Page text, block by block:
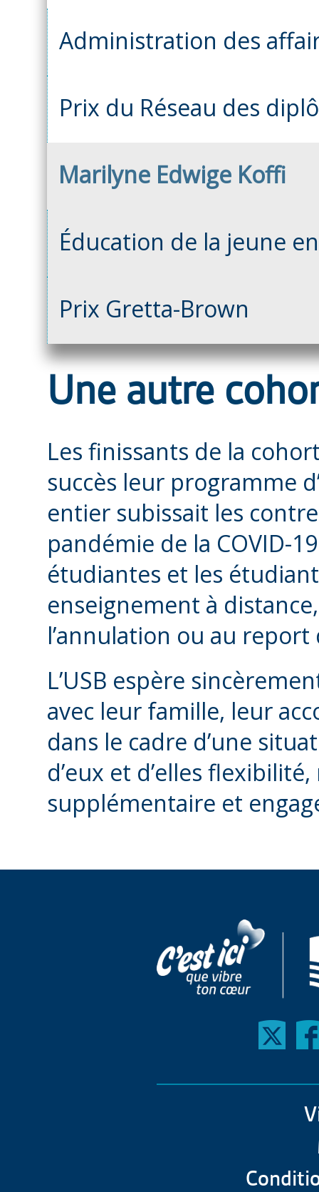
Administration des
Prix du Réseau des
Marilyne Edwige Koffi
Éducation de la jeune
Prix Gretta-Brown
Une autre
Les finissants de la
succès leur programme
entier subissait les
pandémie de la COVID-
étudiantes et les
enseignement à
l’annulation ou au report
L’USB espère
avec leur famille, leur
dans le cadre d’une
d’eux et d’elles
supplémentaire et